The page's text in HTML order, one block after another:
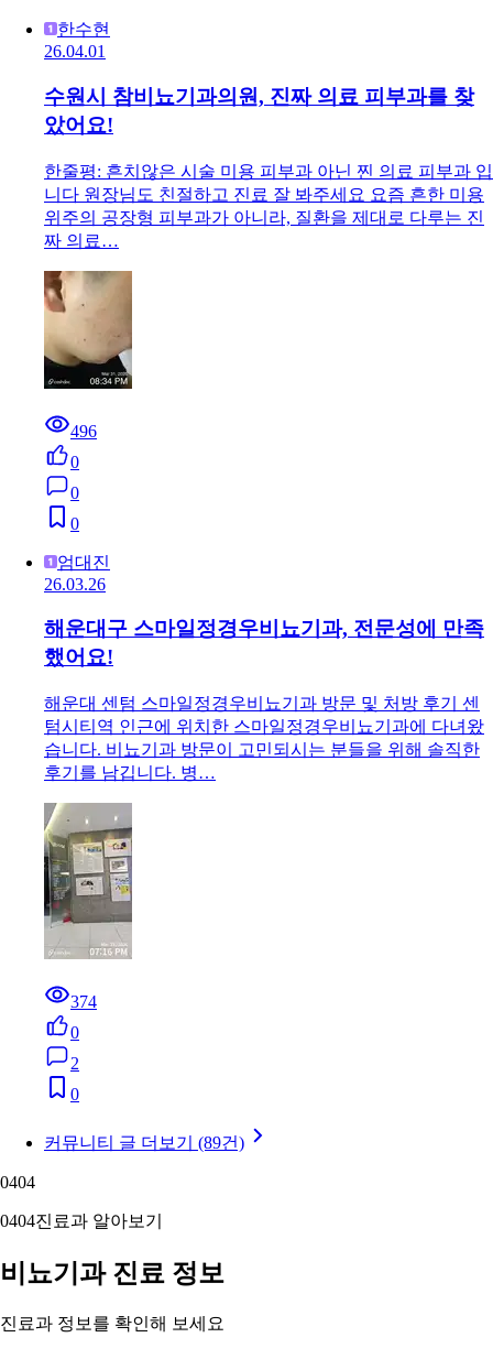
한수현
26.04.01
수원시 참비뇨기과의원, 진짜 의료 피부과를 찾
았어요!
한줄평: 흔치않은 시술 미용 피부과 아닌 찐 의료 피부과 입
니다 원장님도 친절하고 진료 잘 봐주세요 요즘 흔한 미용
위주의 공장형 피부과가 아니라, 질환을 제대로 다루는 진
짜 의료…
496
0
0
0
엄대진
26.03.26
해운대구 스마일정경우비뇨기과, 전문성에 만족
했어요!
해운대 센텀 스마일정경우비뇨기과 방문 및 처방 후기 센
텀시티역 인근에 위치한 스마일정경우비뇨기과에 다녀왔
습니다. 비뇨기과 방문이 고민되시는 분들을 위해 솔직한
후기를 남깁니다. 병…
374
0
2
0
커뮤니티 글 더보기 (89건)
0404
0404진료과 알아보기
비뇨기과 진료 정보
진료과 정보를 확인해 보세요